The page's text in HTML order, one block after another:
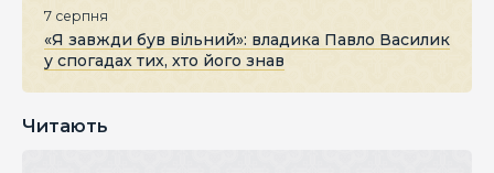
7 серпня
«Я завжди був вільний»: владика Павло Василик
у спогадах тих, хто його знав
Читають